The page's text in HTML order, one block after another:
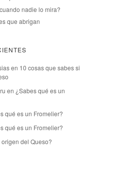
nadie lo mira?
que abrigan
en 10 cosas que sabes si
en ¿Sabes qué es un
qué es un Fromelier?
qué es un Fromelier?
del Queso?